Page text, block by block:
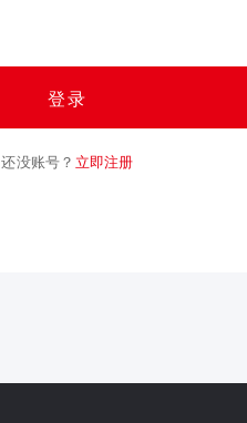
登录
还没账号？ 立即注册